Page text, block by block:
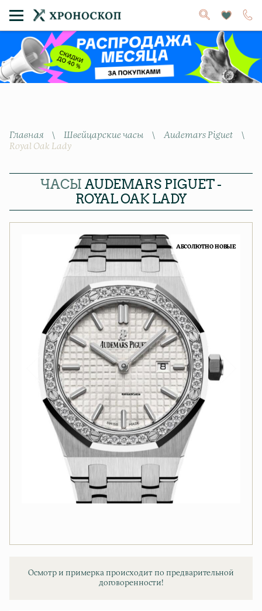
Главная \ Швейцарские часы \ Audemars Piguet \
Royal Oak Lady
ЧАСЫ AUDEMARS PIGUET -
ROYAL OAK LADY
АБСОЛЮТНО НОВЫЕ
Осмотр и примерка происходит по предварительной
договоренности!